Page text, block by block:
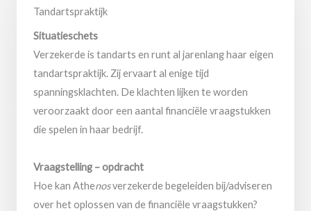
Tandartspraktijk
Situatieschets
Verzekerde is tandarts en runt al jarenlang haar eigen
tandartspraktijk. Zij ervaart al enige tijd
spanningsklachten. De klachten lijken te worden
veroorzaakt door een aantal financiële vraagstukken
die spelen in haar bedrijf.
Vraagstelling – opdracht
Hoe kan Athenosverzekerde begeleiden bij/adviseren
over het oplossen van de financiële vraagstukken?